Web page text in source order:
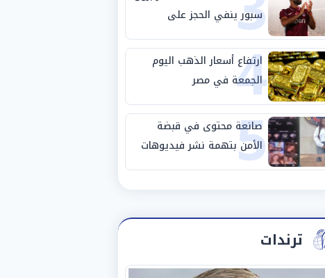
سبور ينفي الحجز على
مستحقات محمد صلاح
4
ارتفاع أسعار الذهب اليوم
الجمعة في مصر
5
صانعة محتوى في قبضة
الأمن بتهمة نشر فيديوهات
خادشة للحياء
ترندات